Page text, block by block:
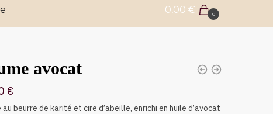
0,00 € 0
avocat
€
au beurre de karité et cire d’abeille, enrichi en huile d’avocat